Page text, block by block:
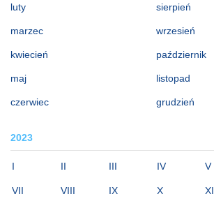
luty
marzec
kwiecień
maj
czerwiec
sierpień
wrzesień
październik
listopad
grudzień
2023
I II III IV V
VII VIII IX X XI